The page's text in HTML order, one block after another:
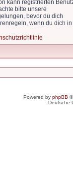
kann registrierten
bitte unsere
bevor du dich
wenn du dich in
Powered by phpBB
Deutsche